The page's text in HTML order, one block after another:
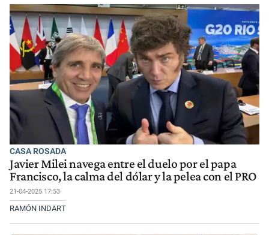
CASA ROSADA
Javier Milei navega entre el duelo por el papa
Francisco, la calma del dólar y la pelea con el PRO
21-04-2025 17:53
RAMÓN INDART